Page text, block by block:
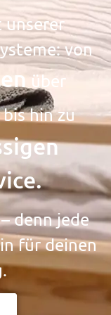
unserer
von
über
bis hin zu
denn jede
für deinen